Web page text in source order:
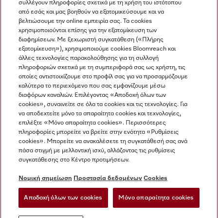
Η εταιρεία μας
Όροι και Προϋποθέσεις
Προστασία δεδομένων
Όροι Χρήσης
Δήλωση Προσβασιμότητας
Νόμος για τις ψηφιακές υπηρεσίες
Ρυθμίσεις cookies
Miele στο Instagram
Miele στο Facebook
Miele στο Youtube
συλλέγουν πληροφορίες σχετικά με τη χρήση του ιστότοπου
από εσάς και μας βοηθούν να εξατομικεύσουμε και να
βελτιώσουμε την online εμπειρία σας. Τα cookies
χρησιμοποιούνται επίσης για την εξατομίκευση των
διαφημίσεων. Με ξεχωριστή συγκατάθεση («Πλήρης
εξατομίκευση»), χρησιμοποιούμε cookies Bloomreach και
άλλες τεχνολογίες παρακολούθησης για τη συλλογή
πληροφοριών σχετικά με τη συμπεριφορά σας ως χρήστη, τις
οποίες αντιστοιχίζουμε στο προφίλ σας για να προσαρμόζουμε
καλύτερα το περιεχόμενο που σας εμφανίζουμε μέσω
διαφόρων καναλιών. Επιλέγοντας «Αποδοχή όλων των
cookies», συναινείτε σε όλα τα cookies και τις τεχνολογίες. Για
να αποδεχτείτε μόνο τα απαραίτητα cookies και τεχνολογίες,
επιλέξτε «Μόνο απαραίτητα cookies». Περισσότερες
πληροφορίες μπορείτε να βρείτε στην ενότητα «Ρυθμίσεις
cookies». Μπορείτε να ανακαλέσετε τη συγκατάθεσή σας ανά
πάσα στιγμή με μελλοντική ισχύ, αλλάζοντας τις ρυθμίσεις
συγκατάθεσης στο Κέντρο προτιμήσεων.
Νομική σημείωση Προστασία δεδομένων Cookies
Αποδοχή όλων των cookies Μόνο απαραίτητα cookies